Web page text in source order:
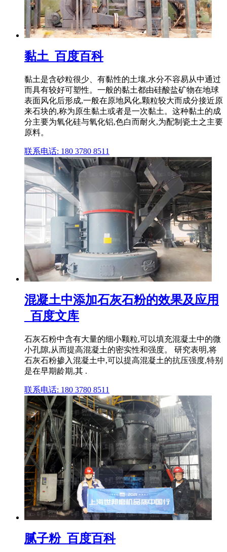
黏土_百度百科
黏土是含砂粒很少、有黏性的土壤,水分不容易从中通过
而具有较好可塑性。一般的黏土都由硅酸盐矿物在地球
表面风化后形成,一般在原地风化,颗粒较大而成分接近原
来石块的,称为原生黏土或者是一次黏土。这种黏土的成
分主要为氧化硅与氧化铝,色白而耐火,为配制瓷土之主要
原料。
联系电话: 180 3780 8511
混凝土中添加石灰石粉的效果及应用
_百度文库
石灰石粉中含有大量的细小颗粒,可以填充混凝土中的微
小孔隙,从而提高混凝土的密实性和强度。 研究表明,将
石灰石粉掺入混凝土中,可以提高混凝土的抗压强度,特别
是在早期龄期,其 .
联系电话: 180 3780 8511
腻子粉_百度百科